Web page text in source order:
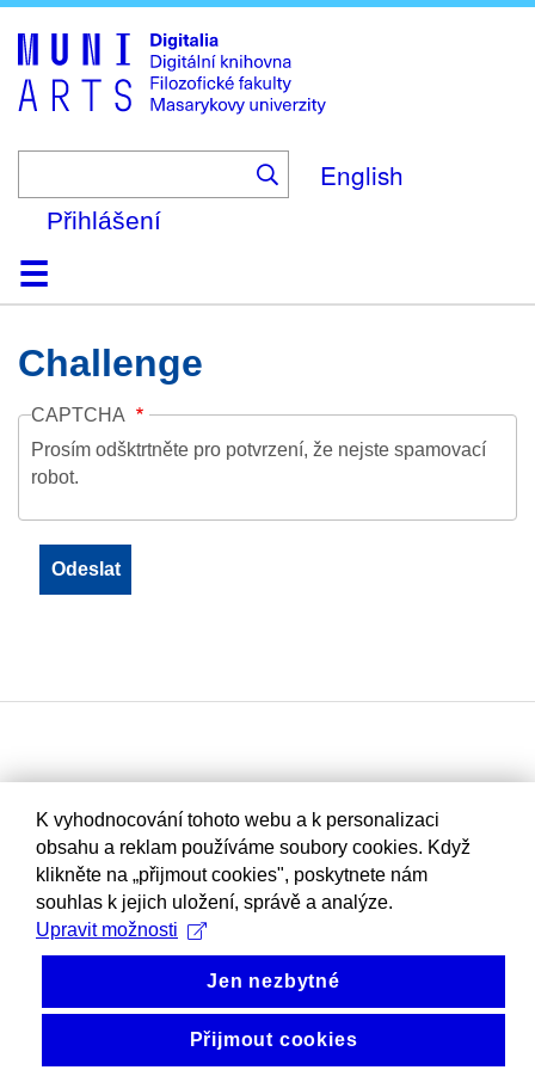
to
main
content
English
Přihlášení
DomůKolekce
Prohlížení
Vyhledávání
O platformě
Nápověda
KontaktDigitalia
Challenge
CAPTCHA
Prosím odšktrtněte pro potvrzení, že nejste spamovací
robot.
K vyhodnocování tohoto webu a k personalizaci
obsahu a reklam používáme soubory cookies. Když
klikněte na „přijmout cookies", poskytnete nám
souhlas k jejich uložení, správě a analýze.
Upravit možnosti
Jen nezbytné
Přijmout cookies